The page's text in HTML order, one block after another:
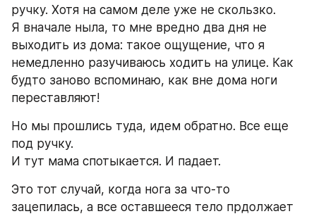
ручку. Хотя на самом деле уже не скользко.
Я вначале ныла, то мне вредно два дня не
выходить из дома: такое ощущение, что я
немедленно разучиваюсь ходить на улице. Как
будто заново вспоминаю, как вне дома ноги
переставляют!
Но мы прошлись туда, идем обратно. Все еще
под ручку.
И тут мама спотыкается. И падает.
Это тот случай, когда нога за что-то
зацепилась, а все оставшееся тело прдолжает